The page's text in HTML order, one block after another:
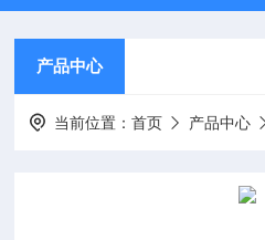
产品中心
当前位置：首页 产品中心